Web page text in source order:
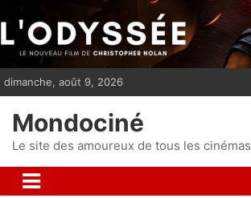
i
p
t
n
dimanche, août 9, 2026
Mondociné
Le site des amoureux de tous les cinémas